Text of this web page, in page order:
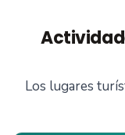
Los lugares